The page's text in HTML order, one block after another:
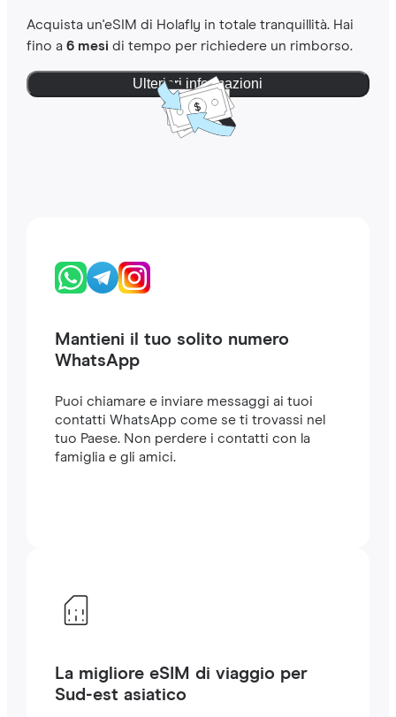
Acquista un'eSIM di Holafly in totale tranquillità. Hai
fino a 6 mesi di tempo per richiedere un rimborso.
Ulteriori informazioni
Mantieni il tuo solito numero
WhatsApp
Puoi chiamare e inviare messaggi ai tuoi
contatti WhatsApp come se ti trovassi nel
tuo Paese. Non perdere i contatti con la
famiglia e gli amici.
La migliore eSIM di viaggio per
Sud-est asiatico